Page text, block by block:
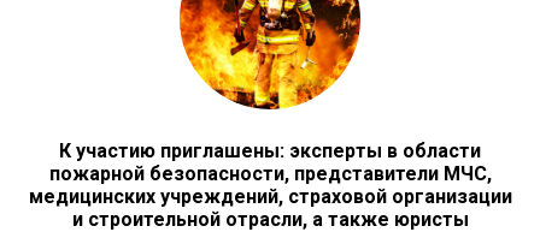
К участию приглашены: эксперты в области
пожарной безопасности, представители МЧС,
медицинских учреждений, страховой организации
и строительной отрасли, а также юристы